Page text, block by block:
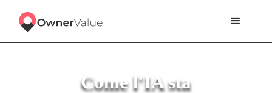
Come l'IA sta